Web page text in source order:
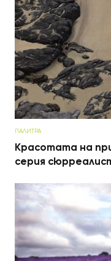
ПАЛИТРА
Красотата на
серия